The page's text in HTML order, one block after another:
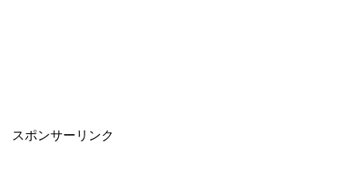
スポンサーリンク